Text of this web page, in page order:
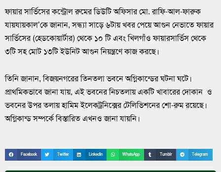
ফায়ার সার্ভিসের কন্ট্রোল রুমের ডিউটি অফিসার মো. রাফি-আল-ফারুক
যায়যায়কাল’কে জানান, সন্ধ্যা সাড়ে ৬টায় খবর পেয়ে আগুন নেভাতে ফায়ার
সার্ভিসের (হেডকোয়ার্টার) থেকে ১০ টি এবং খিলগাঁও ফায়ারসার্ভিস থেকে
৩টি সহ মোট ১৩টি ইউনিট আগুন নিয়ন্ত্রণে কাজ করছে।
তিনি জানান, বিজয়নগরের তিনতলা ভবনে অগ্নিকান্ডের ঘটনা ঘটে।
প্রাথমিকভাবে জানা যায়, এই ভবনের নিচতলায় একটি খাবারের দোকান ও
ভবনের উপর তলায় হামিম ইলেকট্রনিক্সের টেলিভিশনের শো-রুম রয়েছে।
অগ্নিকান্ড সম্পর্কে বিস্তারিত এখনও জানা যায়নি।
Facebook Twitter LinkedIn WhatsApp Tumblr Telegram